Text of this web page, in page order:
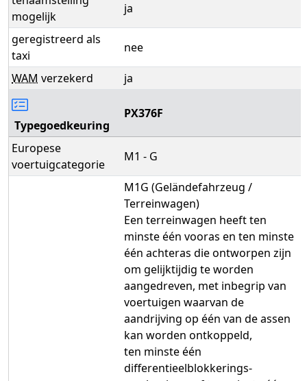
mogelijk
ja
geregistreerd als
taxi
nee
WAM verzekerd ja
Typegoedkeuring
PX376F
Europese
voertuigcategorie
M1 - G
M1G (Geländefahrzeug /
Terreinwagen)
Een terreinwagen heeft ten
minste één vooras en ten minste
één achteras die ontworpen zijn
om gelijktijdig te worden
aangedreven, met inbegrip van
voertuigen waarvan de
aandrijving op één van de assen
kan worden ontkoppeld,
ten minste één
differentieelblokkerings-